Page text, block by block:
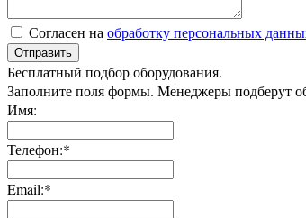
Согласен на обработку персональных
Отправить
Бесплатный подбор оборудования.
Заполните поля формы. Менеджеры подберут
Имя:
Телефон:*
Email:*